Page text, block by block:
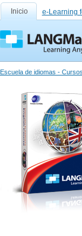
Inicio e-Learning
Escuela de idiomas -